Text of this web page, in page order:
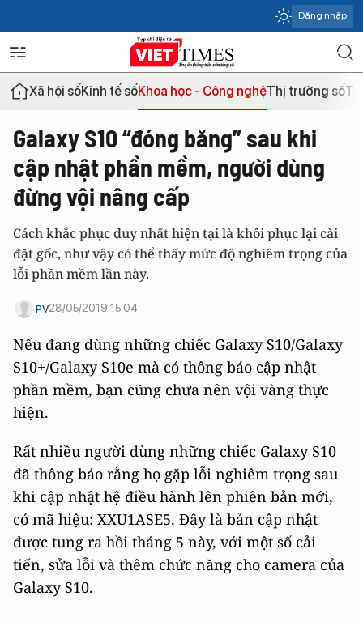
Đăng nhập
Xã hội sốKinh tế sốKhoa học - Công nghệThị trường số
Galaxy S10 “đóng băng” sau khi
cập nhật phần mềm, người dùng
đừng vội nâng cấp
Cách khắc phục duy nhất hiện tại là khôi phục lại cài
đặt gốc, như vậy có thể thấy mức độ nghiêm trọng của
lỗi phần mềm lần này.
PV28/05/2019 15:04
Nếu đang dùng những chiếc Galaxy S10/Galaxy
S10+/Galaxy S10e mà có thông báo cập nhật
phần mềm, bạn cũng chưa nên vội vàng thực
hiện.
Rất nhiều người dùng những chiếc Galaxy S10
đã thông báo rằng họ gặp lỗi nghiêm trọng sau
khi cập nhật hệ điều hành lên phiên bản mới,
có mã hiệu: XXU1ASE5. Đây là bản cập nhật
được tung ra hồi tháng 5 này, với một số cải
tiến, sửa lỗi và thêm chức năng cho camera của
Galaxy S10.